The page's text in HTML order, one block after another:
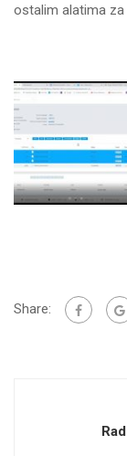
ostalim alatima
Share: